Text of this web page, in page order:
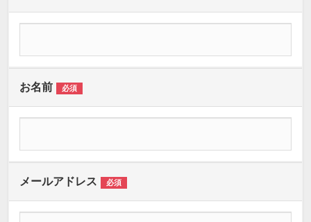
お名前 必須
メールアドレス 必須